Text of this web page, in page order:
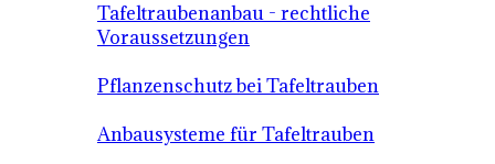
Tafeltraubenanbau - rechtliche
Voraussetzungen
Pflanzenschutz bei Tafeltrauben
Anbausysteme für Tafeltrauben